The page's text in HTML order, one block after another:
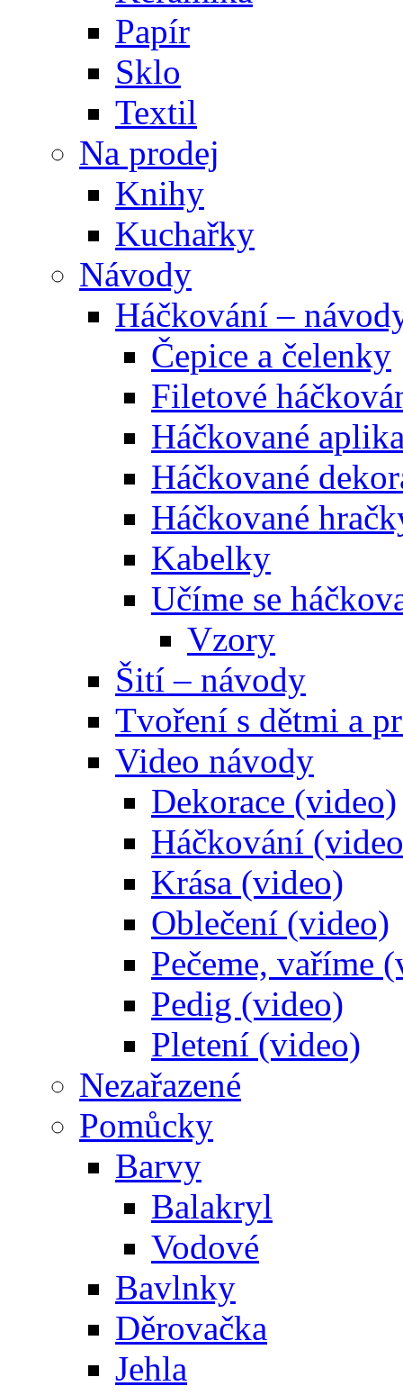
Papír
Sklo
Textil
Na prodej
Knihy
Kuchařky
Návody
Háčkování –
Čepice a čelenky
Filetové
Háčkované
Háčkované
Háčkované
Kabelky
Učíme se
Vzory
Šití – návody
Tvoření s dětmi a
Video návody
Dekorace (video)
Háčkování
Krása (video)
Oblečení (video)
Pečeme, vaříme
Pedig (video)
Pletení (video)
Nezařazené
Pomůcky
Barvy
Balakryl
Vodové
Bavlnky
Děrovačka
Jehla